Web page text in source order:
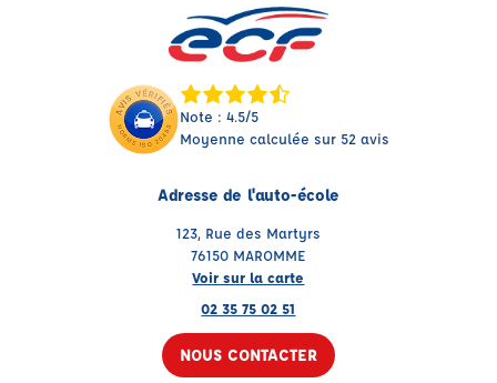
Note : 4.5/5
Moyenne calculée sur 52 avis
Adresse de l'auto-école
123, Rue des Martyrs
76150 MAROMME
Voir sur la carte
02 35 75 02 51
NOUS CONTACTER